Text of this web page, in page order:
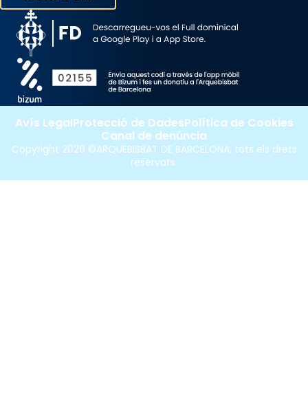
Copyright 2026 ©ARQUEBISBAT DE BARCELONA, tots els drets
reservats.
Avís LegalProtecció de DadesPolítica de Cookies
Canal de denúncia